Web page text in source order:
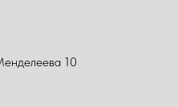
10